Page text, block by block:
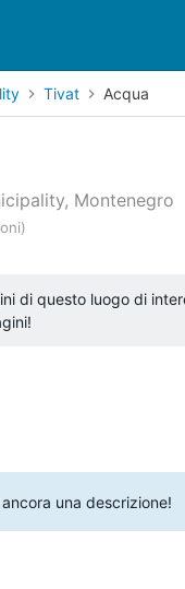
Tivat Acqua
Montenegro
recensioni dei
di questo luogo di
una descrizione!